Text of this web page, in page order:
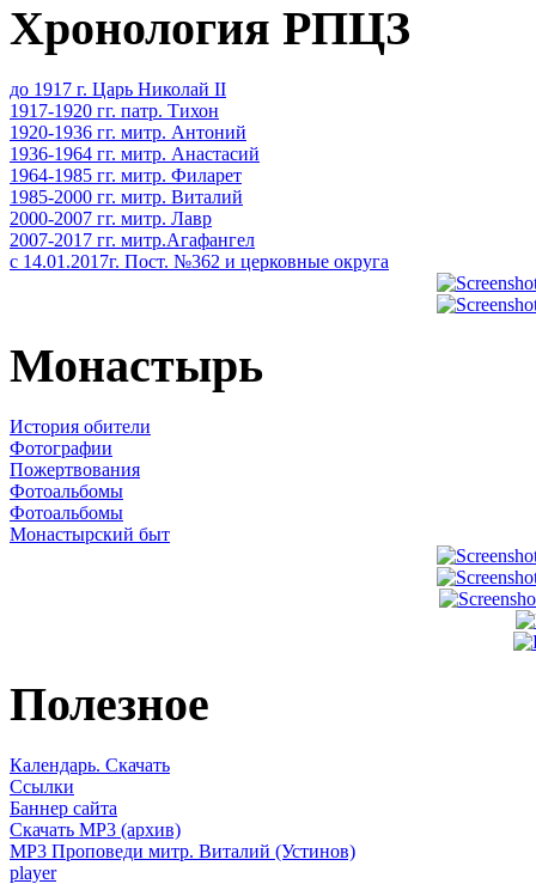
Хронология РПЦЗ
до 1917 г. Царь Николай II
1917-1920 гг. патр. Тихон
1920-1936 гг. митр. Антоний
1936-1964 гг. митр. Анастасий
1964-1985 гг. митр. Филарет
1985-2000 гг. митр. Виталий
2000-2007 гг. митр. Лавр
2007-2017 гг. митр.Агафангел
с 14.01.2017г. Пост. №362 и церковные округа
Монастырь
История обители
Фотографии
Пожертвования
Фотоальбомы
Фотоальбомы
Монастырский быт
Полезное
Календарь. Скачать
Ссылки
Баннер сайта
Скачать MP3 (архив)
MP3 Проповеди митр. Виталий (Устинов)
player